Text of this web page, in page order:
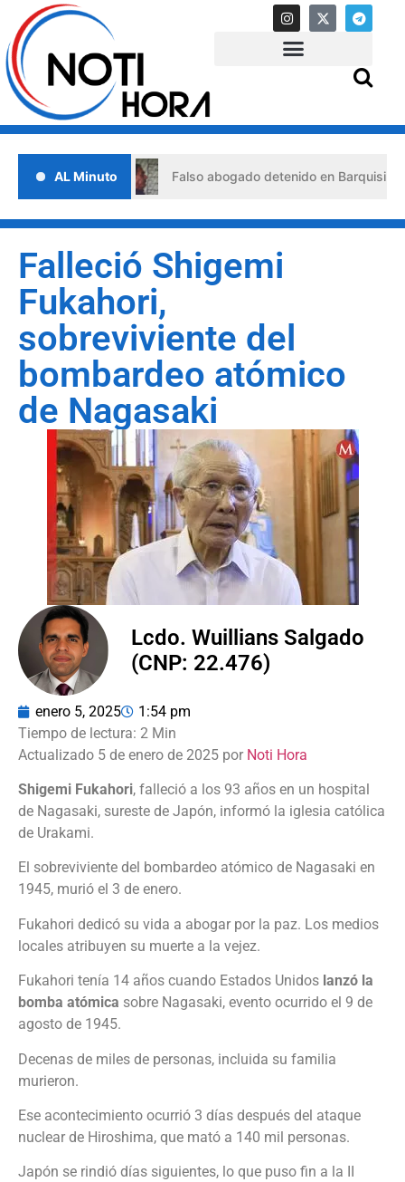
AL Minuto
crisis Falso abogado detenido en Barquisimeto:
Falleció Shigemi
Fukahori,
sobreviviente del
bombardeo atómico
de Nagasaki
Lcdo. Wuillians Salgado
(CNP: 22.476)
enero 5, 2025 1:54 pm
Actualizado 5 de enero de 2025 por Noti Hora
Shigemi Fukahori, falleció a los 93 años en un hospital
de Nagasaki, sureste de Japón, informó la iglesia católica
de Urakami.
El sobreviviente del bombardeo atómico de Nagasaki en
1945, murió el 3 de enero.
Fukahori dedicó su vida a abogar por la paz. Los medios
locales atribuyen su muerte a la vejez.
Fukahori tenía 14 años cuando Estados Unidos lanzó la
bomba atómica sobre Nagasaki, evento ocurrido el 9 de
agosto de 1945.
Decenas de miles de personas, incluida su familia
murieron.
Ese acontecimiento ocurrió 3 días después del ataque
nuclear de Hiroshima, que mató a 140 mil personas.
Japón se rindió días siguientes, lo que puso fin a la II